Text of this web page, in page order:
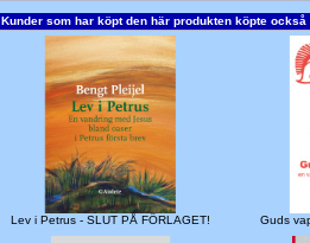
Kunder som har köpt den här produkten köpte också
Lev i Petrus - SLUT PÅ FÖRLAGET! Guds